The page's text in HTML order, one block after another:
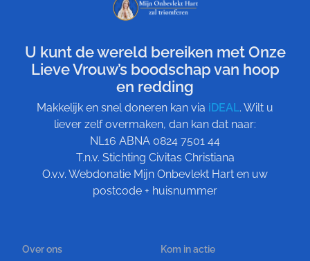
U kunt de wereld bereiken met Onze
Lieve Vrouw’s boodschap van hoop
en redding
Makkelijk en snel doneren kan via iDEAL. Wilt u
liever zelf overmaken, dan kan dat naar:
NL16 ABNA 0824 7501 44
T.n.v. Stichting Civitas Christiana
O.v.v. Webdonatie Mijn Onbevlekt Hart en uw
postcode + huisnummer
Over ons Kom in actie